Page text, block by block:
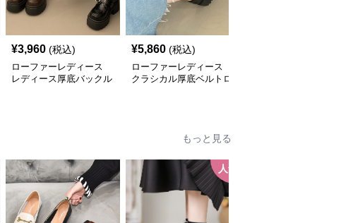
¥3,960 (税込)
ローファーレディース
レディース厚底バックル
¥5,860 (税込)
ローファーレディース
クラシカル厚底ベルトロ
もっと見る
人気